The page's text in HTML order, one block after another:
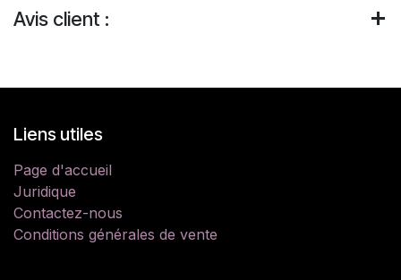
Avis client :
Liens utiles
​​Page d'accueil​​
Juridique
Contactez-nous
​​​​Conditions générales de vente